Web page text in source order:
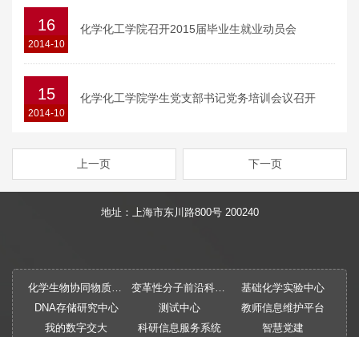
16
2014-10
化学化工学院召开2015届毕业生就业动员会
15
2014-10
化学化工学院学生党支部书记党务培训会议召开
上一页 下一页
地址：上海市东川路800号 200240
化学生物协同物质创制全国重点实验室 变革性分子前沿科学中心
基础化学实验中心
DNA存储研究中心
测试中心
教师信息维护平台
我的数字交大
科研信息服务系统 智慧党建